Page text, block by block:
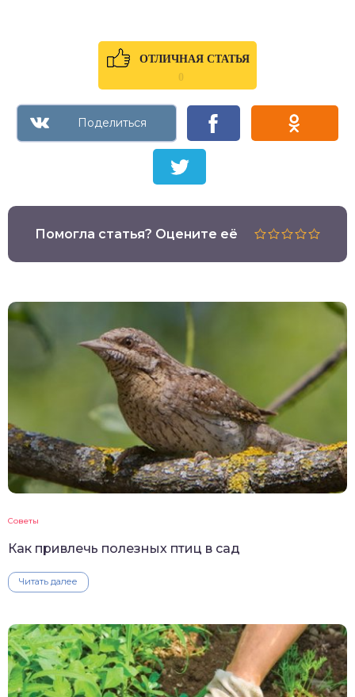
ОТЛИЧНАЯ СТАТЬЯ
0
Помогла статья? Оцените её
Советы
Как привлечь полезных птиц в сад
Читать далее